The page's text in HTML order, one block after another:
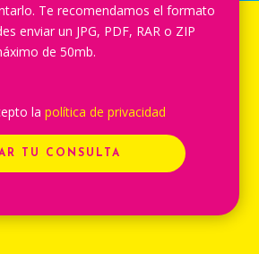
Te recomendamos el formato
enviar un JPG, PDF, RAR o ZIP
de 50mb.
lapolítica de privacidad